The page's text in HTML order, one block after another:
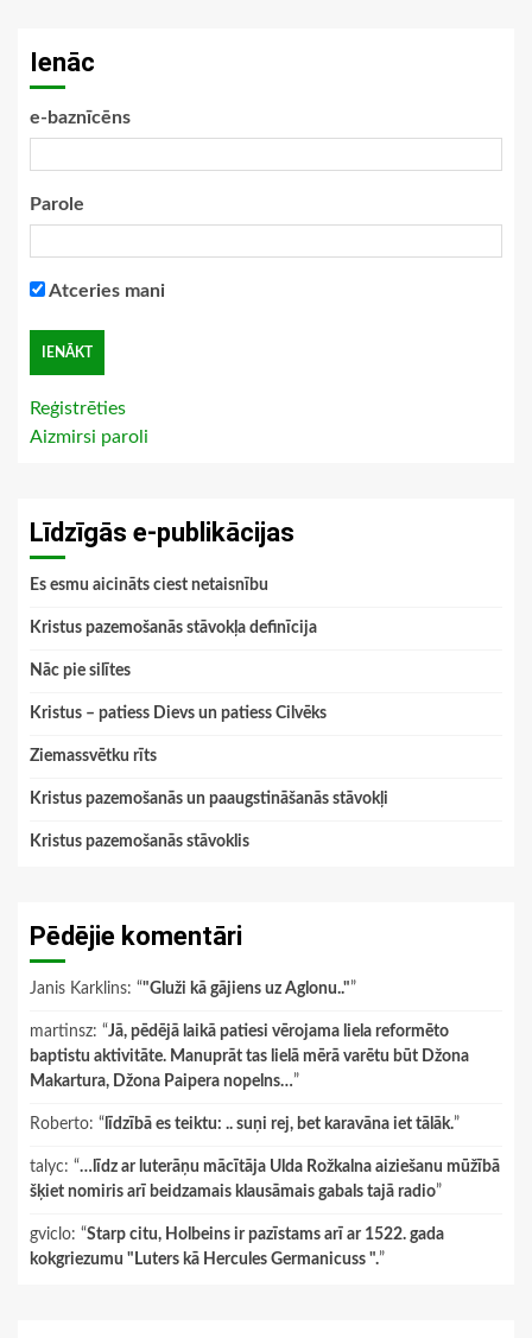
Ienāc
e-baznīcēns
Parole
Atceries mani
Reģistrēties
Aizmirsi paroli
Līdzīgās e-publikācijas
Es esmu aicināts ciest netaisnību
Kristus pazemošanās stāvokļa definīcija
Nāc pie silītes
Kristus – patiess Dievs un patiess Cilvēks
Ziemassvētku rīts
Kristus pazemošanās un paaugstināšanās stāvokļi
Kristus pazemošanās stāvoklis
Pēdējie komentāri
Janis Karklins: “"Gluži kā gājiens uz Aglonu.."”
martinsz: “Jā, pēdējā laikā patiesi vērojama liela reformēto
baptistu aktivitāte. Manuprāt tas lielā mērā varētu būt Džona
Makartura, Džona Paipera nopelns…”
Roberto: “ līdzībā es teiktu: .. suņi rej, bet karavāna iet tālāk.”
talyc: “…līdz ar luterāņu mācītāja Ulda Rožkalna aiziešanu mūžībā
šķiet nomiris arī beidzamais klausāmais gabals tajā radio”
gviclo: “Starp citu, Holbeins ir pazīstams arī ar 1522. gada
kokgriezumu "Luters kā Hercules Germanicuss ".”